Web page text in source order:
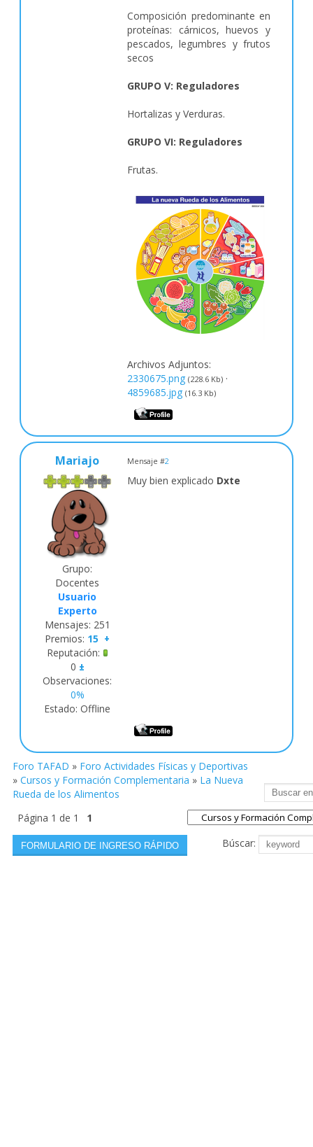
Composición predominante en
proteínas: cárnicos, huevos y
pescados, legumbres y frutos
secos
GRUPO V: Reguladores
Hortalizas y Verduras.
GRUPO VI: Reguladores
Frutas.
Archivos Adjuntos:
2330675.png (228.6 Kb) ·
4859685.jpg (16.3 Kb)
Mariajo Mensaje #2
Grupo:
Docentes
Usuario
Experto
Mensajes: 251
Premios: 15 +
Reputación:
0 ±
Observaciones:
0%
Estado: Offline
Muy bien explicado Dxte
Foro TAFAD » Foro Actividades Físicas y Deportivas
» Cursos y Formación Complementaria » La Nueva
Rueda de los Alimentos
Página 1 de 1
1
Búscar: